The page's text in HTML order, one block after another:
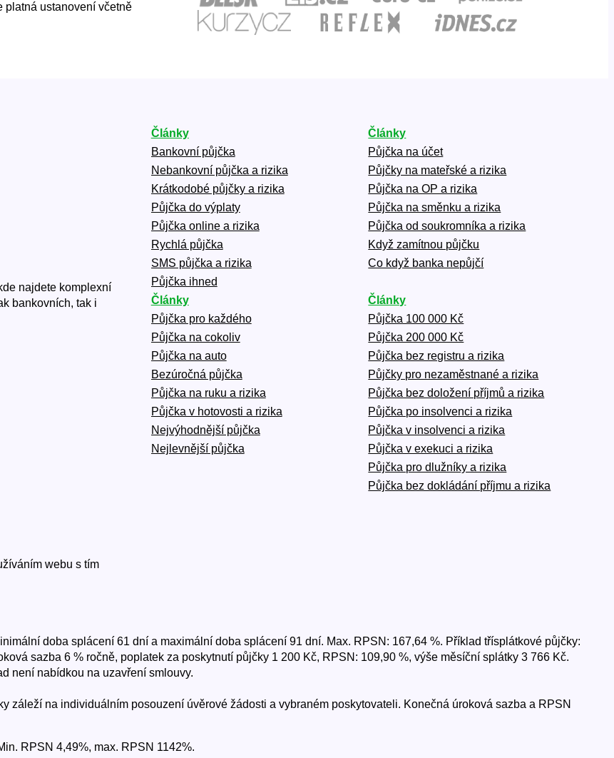
platná ustanovení včetně
najdete komplexní
bankovních, tak i
webu s tím
Články
Bankovní půjčka
Nebankovní půjčka a rizika
Krátkodobé půjčky a rizika
Půjčka do výplaty
Půjčka online a rizika
Rychlá půjčka
SMS půjčka a rizika
Půjčka ihned
Články
Půjčka na účet
Půjčky na mateřské a rizika
Půjčka na OP a rizika
Půjčka na směnku a rizika
Půjčka od soukromníka a rizika
Když zamítnou půjčku
Co když banka nepůjčí
Články
Půjčka pro každého
Půjčka na cokoliv
Půjčka na auto
Bezúročná půjčka
Půjčka na ruku a rizika
Půjčka v hotovosti a rizika
Nejvýhodnější půjčka
Nejlevnější půjčka
Články
Půjčka 100 000 Kč
Půjčka 200 000 Kč
Půjčka bez registru a rizika
Půjčky pro nezaměstnané a rizika
Půjčka bez doložení příjmů a rizika
Půjčka po insolvenci a rizika
Půjčka v insolvenci a rizika
Půjčka v exekuci a rizika
Půjčka pro dlužníky a rizika
Půjčka bez dokládání příjmu a rizika
doba splácení 61 dní a maximální doba splácení 91 dní. Max. RPSN: 167,64 %. Příklad třísplátkové půjčky:
sazba 6 % ročně, poplatek za poskytnutí půjčky 1 200 Kč, RPSN: 109,90 %, výše měsíční splátky 3 766 Kč.
není nabídkou na uzavření smlouvy.
záleží na individuálním posouzení úvěrové žádosti a vybraném poskytovateli. Konečná úroková sazba a RPSN
RPSN 4,49%, max. RPSN 1142%.